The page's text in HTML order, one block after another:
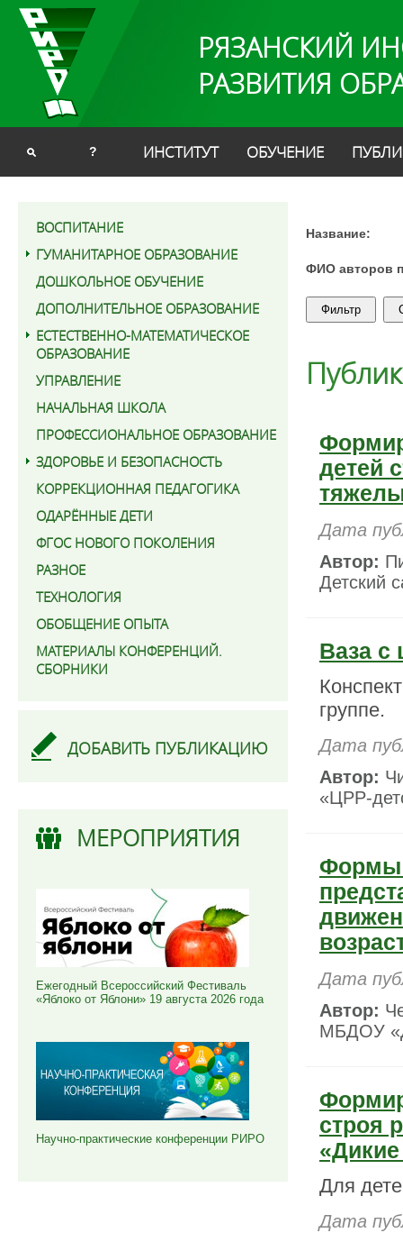
РЯЗАНСКИЙ
РАЗВИТИЯ
? ИНСТИТУТ ОБУЧЕНИЕ
ВОСПИТАНИЕ
ГУМАНИТАРНОЕ ОБРАЗОВАНИЕ
ДОШКОЛЬНОЕ ОБУЧЕНИЕ
ДОПОЛНИТЕЛЬНОЕ ОБРАЗОВАНИЕ
ЕСТЕСТВЕННО-МАТЕМАТИЧЕСКОЕ
ОБРАЗОВАНИЕ
УПРАВЛЕНИЕ
НАЧАЛЬНАЯ ШКОЛА
ПРОФЕССИОНАЛЬНОЕ ОБРАЗОВАНИЕ
ЗДОРОВЬЕ И БЕЗОПАСНОСТЬ
КОРРЕКЦИОННАЯ ПЕДАГОГИКА
ОДАРЁННЫЕ ДЕТИ
ФГОС НОВОГО ПОКОЛЕНИЯ
РАЗНОЕ
ТЕХНОЛОГИЯ
ОБОБЩЕНИЕ ОПЫТА
МАТЕРИАЛЫ КОНФЕРЕНЦИЙ.
СБОРНИКИ
ДОБАВИТЬ ПУБЛИКАЦИЮ
МЕРОПРИЯТИЯ
Ежегодный Всероссийский Фестиваль
«Яблоко от Яблони» 19 августа 2026 года
Научно-практические конференции РИРО
Название:
ФИО авторов
детей
Дата
Автор:
Детский
Ваза с
группе.
Дата
Автор:
«ЦРР-
Формы
Дата
Автор:
МБДОУ
строя
Для
Дата